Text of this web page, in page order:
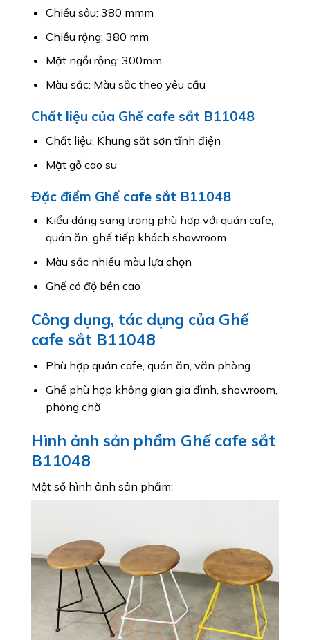
Chiều sâu: 380 mmm
Chiều rộng: 380 mm
Mặt ngồi rộng: 300mm
Màu sắc: Màu sắc theo yêu cầu
Chất liệu của Ghế cafe sắt B11048
Chất liệu: Khung sắt sơn tĩnh điện
Mặt gỗ cao su
Đặc điểm Ghế cafe sắt B11048
Kiểu dáng sang trọng phù hợp với quán cafe,
quán ăn, ghế tiếp khách showroom
Màu sắc nhiều màu lựa chọn
Ghế có độ bền cao
Công dụng, tác dụng của Ghế
cafe sắt B11048
Phù hợp quán cafe, quán ăn, văn phòng
Ghế phù hợp không gian gia đình, showroom,
phòng chờ
Hình ảnh sản phẩm Ghế cafe sắt
B11048
Một số hình ảnh sản phẩm: